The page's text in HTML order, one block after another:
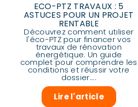
ECO-PTZ TRAVAUX : 5
ASTUCES POUR UN PROJET
RENTABLE
Découvrez comment utiliser
l'éco-PTZ pour financer vos
travaux de rénovation
énergétique. Un guide
complet pour comprendre les
conditions et réussir votre
dossier....
Lire l'article